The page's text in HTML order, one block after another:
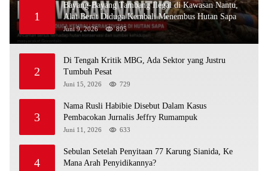
1
Bayang-Bayang Tambang Ilegal di Kawasan Nantu,
Alat Berat Diduga Kembali Menembus Hutan Sapa
Juni 9, 2026 895
2
Di Tengah Kritik MBG, Ada Sektor yang Justru
Tumbuh Pesat
Juni 15, 2026 729
3
Nama Rusli Habibie Disebut Dalam Kasus
Pembacokan Jurnalis Jeffry Rumampuk
Juni 11, 2026 633
4
Sebulan Setelah Penyitaan 77 Karung Sianida, Ke
Mana Arah Penyidikannya?